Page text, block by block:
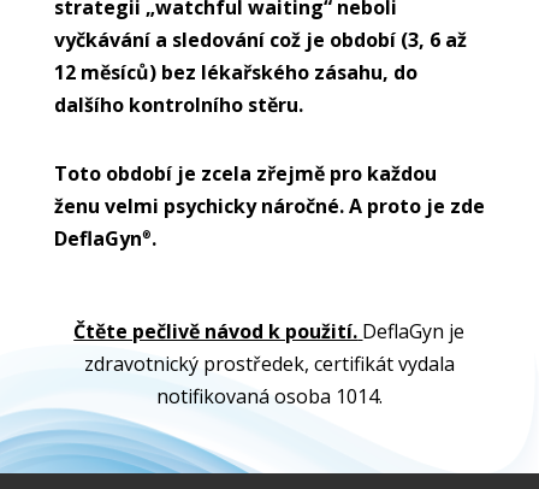
strategii „watchful waiting“ neboli
vyčkávání a sledování což je období (3, 6 až
12 měsíců) bez lékařského zásahu, do
dalšího kontrolního stěru.
Toto období je zcela zřejmě pro každou
ženu velmi psychicky náročné. A proto je zde
DeflaGyn®.
Čtěte pečlivě návod k použití. DeflaGyn je
zdravotnický prostředek, certifikát vydala
notifikovaná osoba 1014.